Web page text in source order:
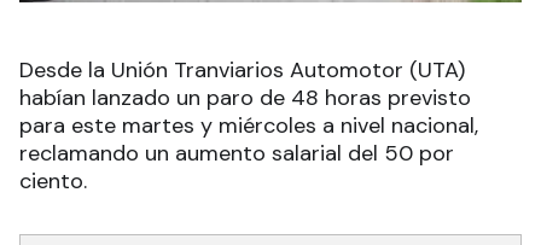
Desde la Unión Tranviarios Automotor (UTA)
habían lanzado un paro de 48 horas previsto
para este martes y miércoles a nivel nacional,
reclamando un aumento salarial del 50 por
ciento.